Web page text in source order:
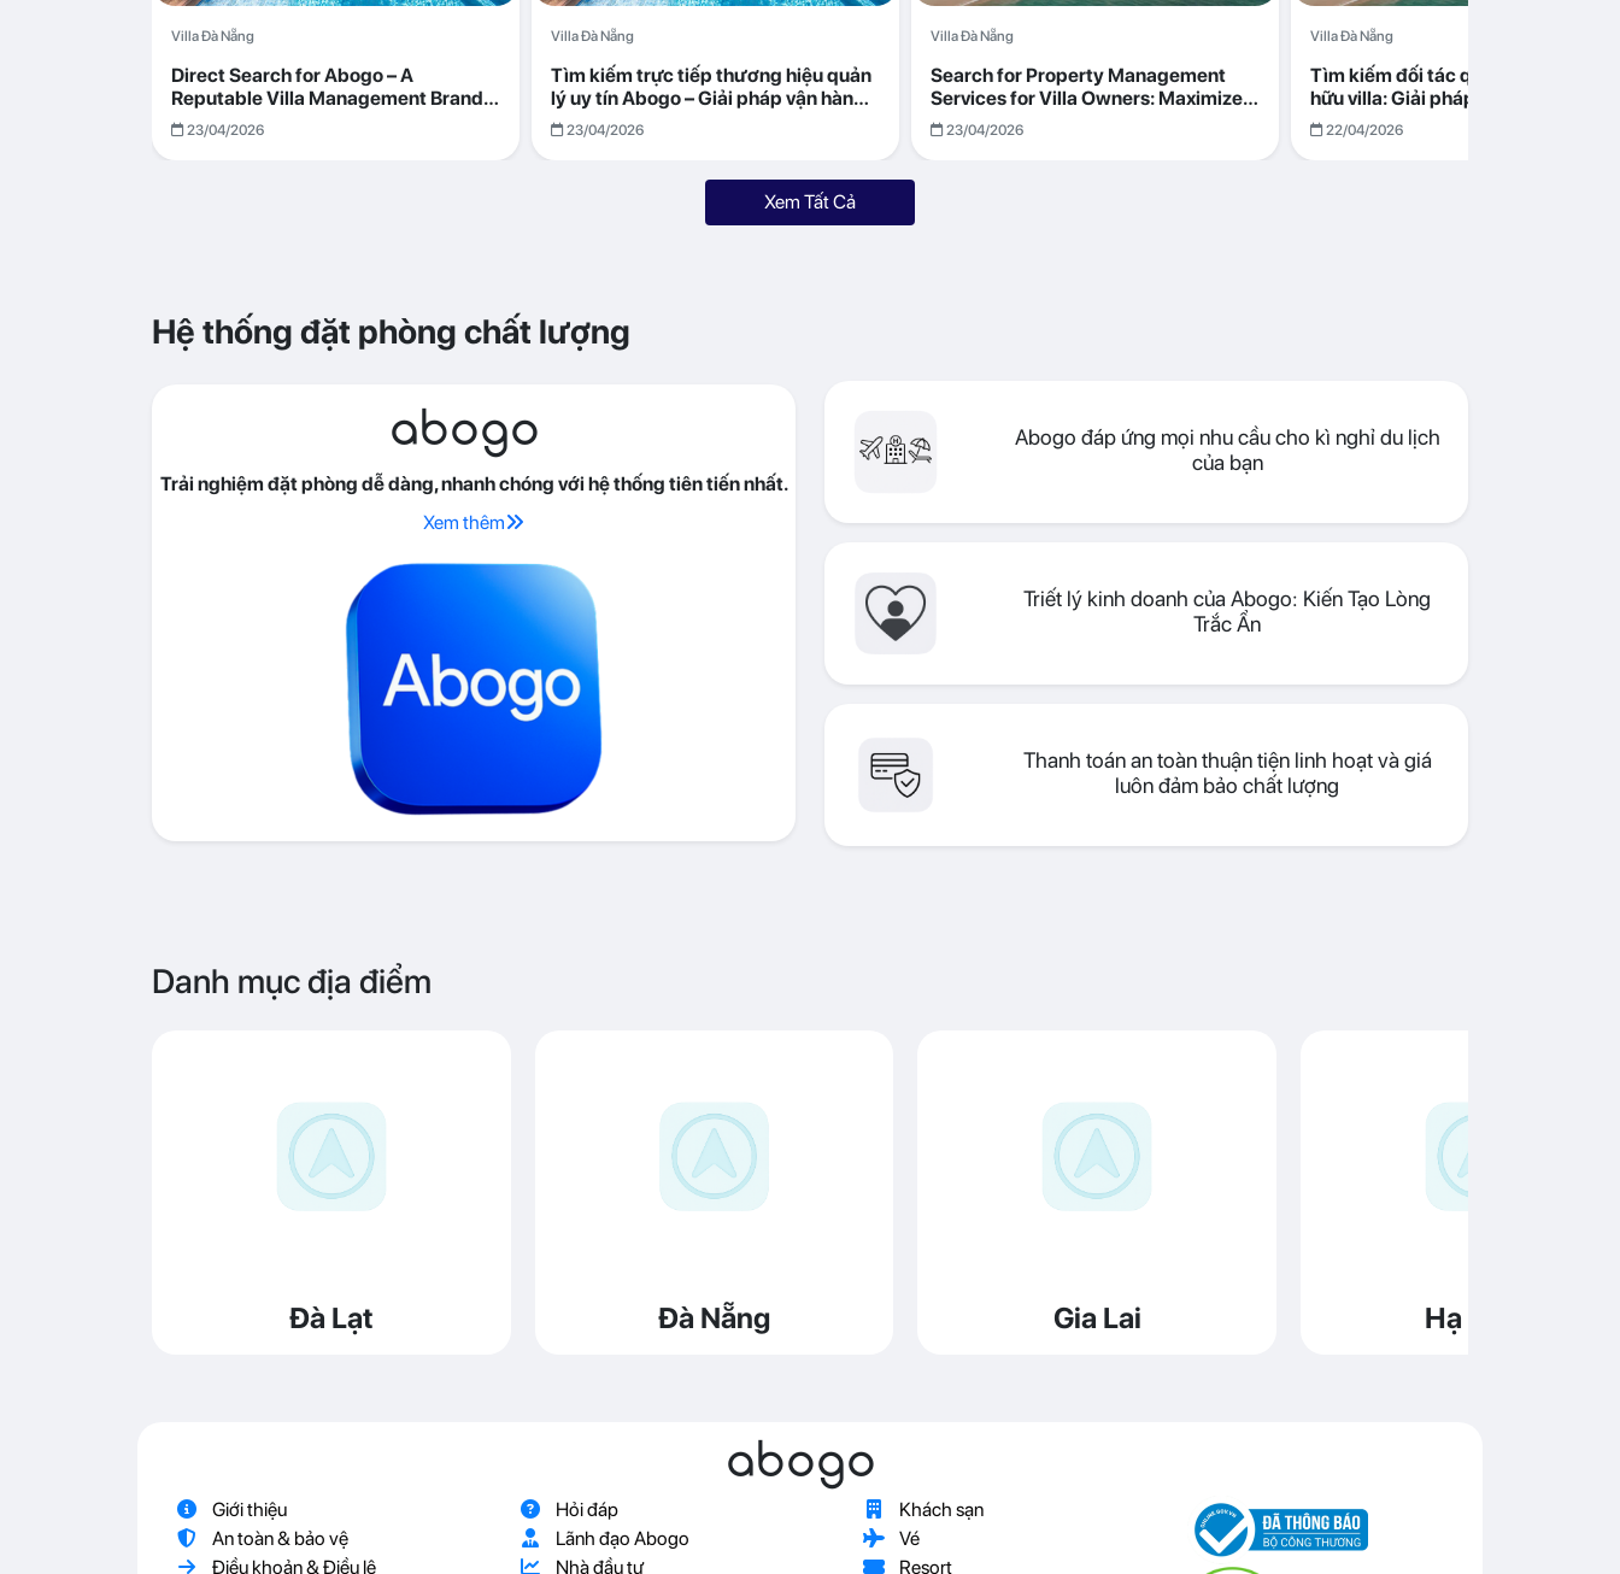
Villa Đà Nẵng
Direct Search for Abogo – A
Reputable Villa Management Brand
with Transparent and Effective
Operations
23/04/2026
Villa Đà Nẵng
Tìm kiếm trực tiếp thương hiệu quản
lý uy tín Abogo – Giải pháp vận hành
villa hiệu quả, minh bạch
23/04/2026
Villa Đà Nẵng
Search for Property Management
Services for Villa Owners: Maximize
Returns with Abogo in Da Nang
23/04/2026
Villa Đà Nẵng
Tìm kiếm đối tác quản lý cho chủ sở
hữu villa: Giải pháp tối ưu lợi nhuận
cùng Abogo tại Đà Nẵng
22/04/2026
Xem Tất Cả
Hệ thống đặt phòng chất lượng
abogo
Trải nghiệm đặt phòng dễ dàng, nhanh chóng với hệ thống tiên tiến nhất.
Xem thêm
Abogo đáp ứng mọi nhu cầu cho kì nghỉ du lịch
của bạn
Triết lý kinh doanh của Abogo: Kiến Tạo Lòng
Trắc Ẩn
Thanh toán an toàn thuận tiện linh hoạt và giá
luôn đảm bảo chất lượng
Danh mục địa điểm
Đà Lạt Đà Nẵng Gia Lai Hạ Long
abogo
Giới thiệu
An toàn & bảo vệ
Điều khoản & Điều lệ
Hỏi đáp
Lãnh đạo Abogo
Nhà đầu tư
Khách sạn
Vé
Resort